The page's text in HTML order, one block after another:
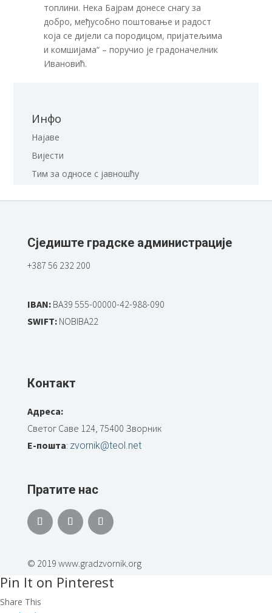
топлини. Нека Бајрам донесе снагу за
добро, међусобно поштовање и радост
која се дијели са породицом, пријатељима
и комшијама“ – поручио је градоначелник
Ивановић.
Инфо
Најаве
Вијести
Тим за односе с јавношћу
Сједиште градске администрације
+387 56 232 200
IBAN:BA39 555-00000-42-988-090
SWIFT:NOBIBA22
Контакт
Адреса:
Светог Саве 124, 75400 Зворник
Е-пошта: zvornik@teol.net
Пратите нас
© 2019 www.gradzvornik.org
Pin It on Pinterest
Share This